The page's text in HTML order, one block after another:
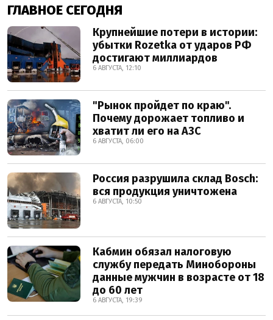
ГЛАВНОЕ СЕГОДНЯ
Крупнейшие потери в истории:
убытки Rozetka от ударов РФ
достигают миллиардов
6 АВГУСТА, 12:10
"Рынок пройдет по краю".
Почему дорожает топливо и
хватит ли его на АЗС
6 АВГУСТА, 06:00
Россия разрушила склад Bosch:
вся продукция уничтожена
6 АВГУСТА, 10:50
Кабмин обязал налоговую
службу передать Минобороны
данные мужчин в возрасте от 18
до 60 лет
6 АВГУСТА, 19:39